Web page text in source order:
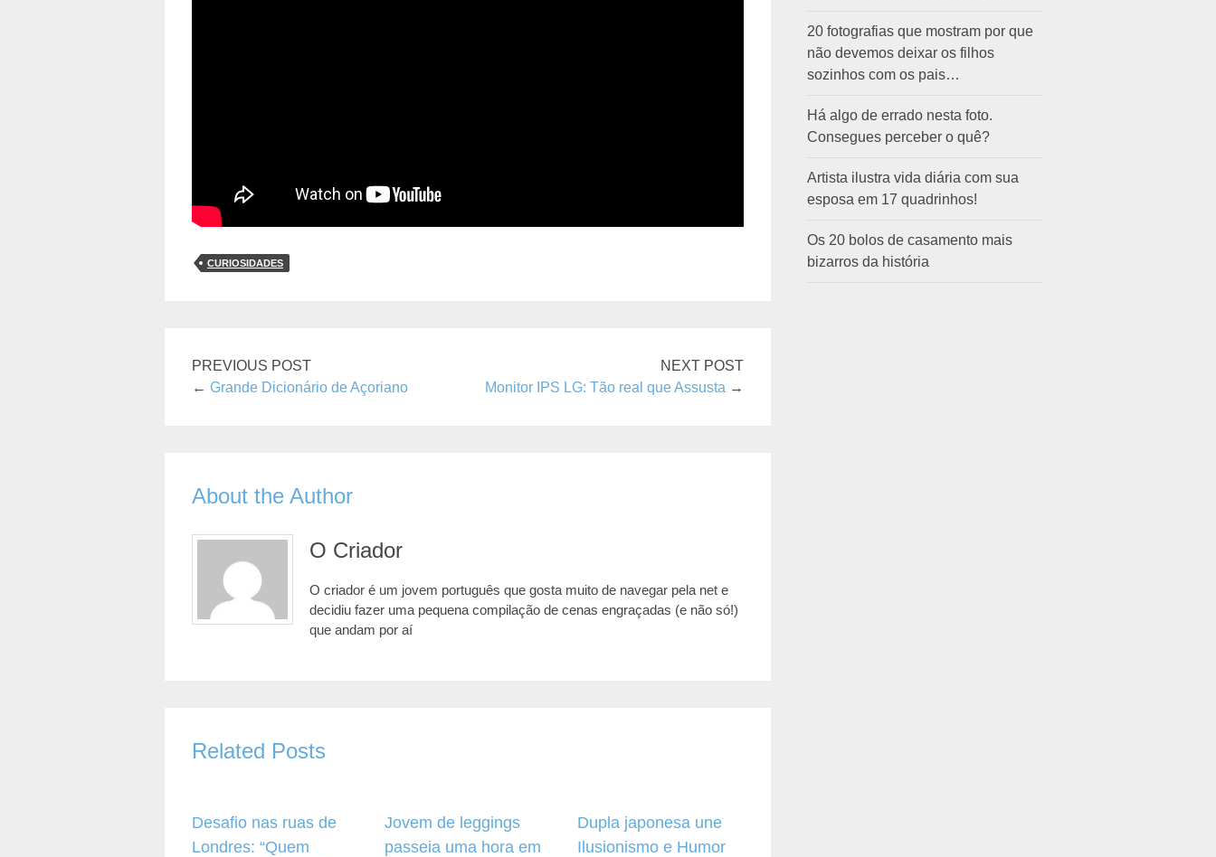
CURIOSIDADES
PREVIOUS POST
← Grande Dicionário de Açoriano
NEXT POST
Monitor IPS LG: Tão real que Assusta →
About the Author
O Criador
O criador é um jovem português que gosta muito de navegar pela net e
decidiu fazer uma pequena compilação de cenas engraçadas (e não só!)
que andam por aí
Related Posts
Desafio nas ruas de
Londres: “Quem
Jovem de leggings
passeia uma hora em
Dupla japonesa une
Ilusionismo e Humor
20 fotografias que mostram por que
não devemos deixar os filhos
sozinhos com os pais…
Há algo de errado nesta foto.
Consegues perceber o quê?
Artista ilustra vida diária com sua
esposa em 17 quadrinhos!
Os 20 bolos de casamento mais
bizarros da história